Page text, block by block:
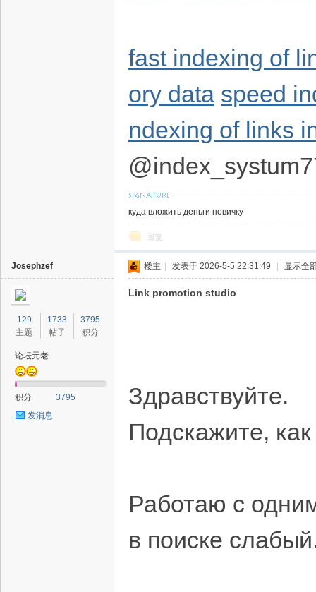
fast indexing of
ory data speed
ndexing of links
куда вложить деньги новичку
回复
Josephzef
129
主题
1733
帖子
3795
积分
论坛元老
积分
3795
发消息
楼主 发表于 2026-5-5 22:31:49 显示全
Link promotion studio
Здравствуйте.
Подскажите,
Работаю с
в поиске